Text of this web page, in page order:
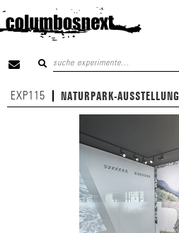
EXP115 NATURPARK-AUSSTELLUNG